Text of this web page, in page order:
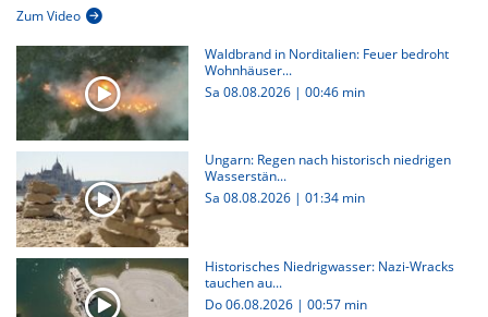
Zum Video
Waldbrand in Norditalien: Feuer bedroht
Wohnhäuser...
Sa 08.08.2026 | 00:46 min
Ungarn: Regen nach historisch niedrigen
Wasserstän...
Sa 08.08.2026 | 01:34 min
Historisches Niedrigwasser: Nazi-Wracks
tauchen au...
Do 06.08.2026 | 00:57 min